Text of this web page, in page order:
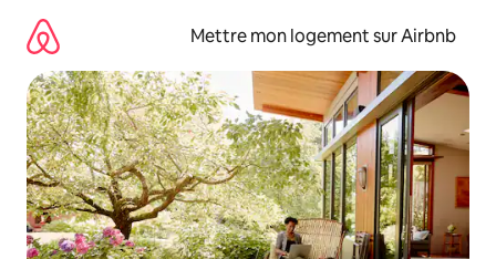
directement
contenu
Mettre mon logement sur Airbnb